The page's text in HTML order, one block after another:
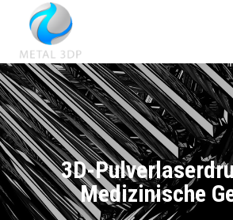
3D-
Medizinische